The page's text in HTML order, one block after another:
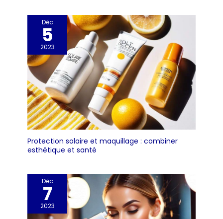
Déc
5
2023
Protection solaire et maquillage : combiner
esthétique et santé
Déc
7
2023